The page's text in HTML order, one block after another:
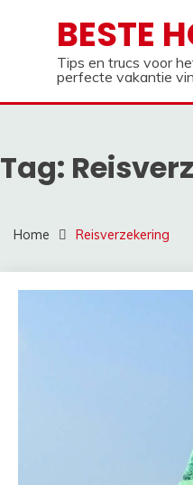
BESTE
Tips en trucs voor
perfecte vakantie
Tag:
Home Reisverzekering